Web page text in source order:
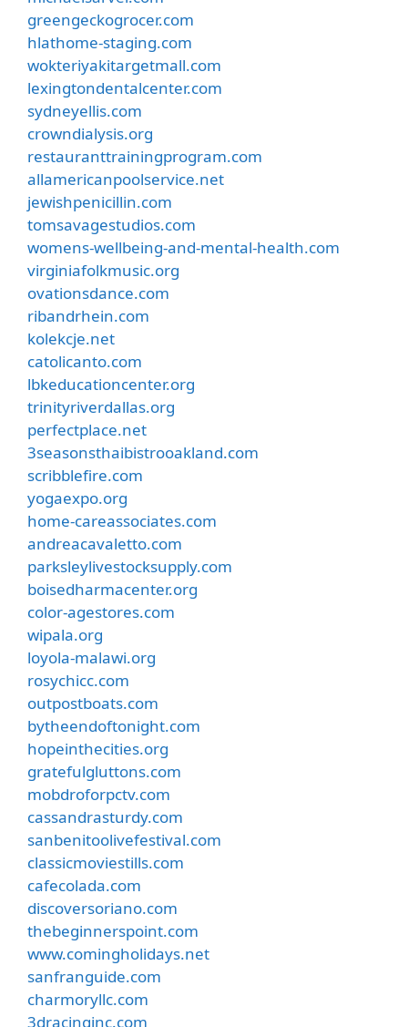
greengeckogrocer.com
hlathome-staging.com
wokteriyakitargetmall.com
lexingtondentalcenter.com
sydneyellis.com
crowndialysis.org
restauranttrainingprogram.com
allamericanpoolservice.net
jewishpenicillin.com
tomsavagestudios.com
womens-wellbeing-and-mental-health.com
virginiafolkmusic.org
ovationsdance.com
ribandrhein.com
kolekcje.net
catolicanto.com
lbkeducationcenter.org
trinityriverdallas.org
perfectplace.net
3seasonsthaibistrooakland.com
scribblefire.com
yogaexpo.org
home-careassociates.com
andreacavaletto.com
parksleylivestocksupply.com
boisedharmacenter.org
color-agestores.com
wipala.org
loyola-malawi.org
rosychicc.com
outpostboats.com
bytheendoftonight.com
hopeinthecities.org
gratefulgluttons.com
mobdroforpctv.com
cassandrasturdy.com
sanbenitoolivefestival.com
classicmoviestills.com
cafecolada.com
discoversoriano.com
thebeginnerspoint.com
www.comingholidays.net
sanfranguide.com
charmoryllc.com
3dracinginc.com